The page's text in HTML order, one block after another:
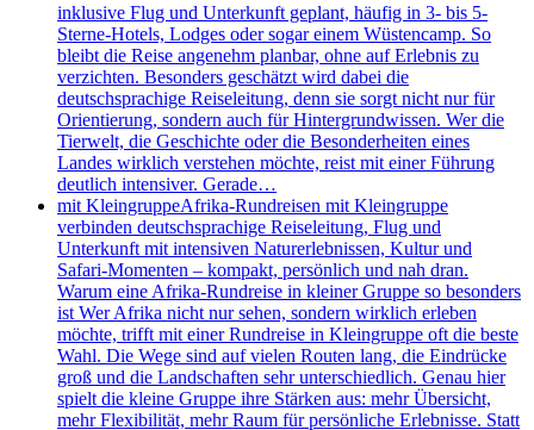
inklusive Flug und Unterkunft geplant, häufig in 3- bis 5-
Sterne-Hotels, Lodges oder sogar einem Wüstencamp. So
bleibt die Reise angenehm planbar, ohne auf Erlebnis zu
verzichten. Besonders geschätzt wird dabei die
deutschsprachige Reiseleitung, denn sie sorgt nicht nur für
Orientierung, sondern auch für Hintergrundwissen. Wer die
Tierwelt, die Geschichte oder die Besonderheiten eines
Landes wirklich verstehen möchte, reist mit einer Führung
deutlich intensiver. Gerade…
mit KleingruppeAfrika-Rundreisen mit Kleingruppe
verbinden deutschsprachige Reiseleitung, Flug und
Unterkunft mit intensiven Naturerlebnissen, Kultur und
Safari-Momenten – kompakt, persönlich und nah dran.
Warum eine Afrika-Rundreise in kleiner Gruppe so besonders
ist Wer Afrika nicht nur sehen, sondern wirklich erleben
möchte, trifft mit einer Rundreise in Kleingruppe oft die beste
Wahl. Die Wege sind auf vielen Routen lang, die Eindrücke
groß und die Landschaften sehr unterschiedlich. Genau hier
spielt die kleine Gruppe ihre Stärken aus: mehr Übersicht,
mehr Flexibilität, mehr Raum für persönliche Erlebnisse. Statt